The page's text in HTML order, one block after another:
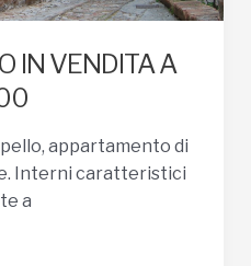
IN VENDITA A
appartamento di
Interni caratteristici
a